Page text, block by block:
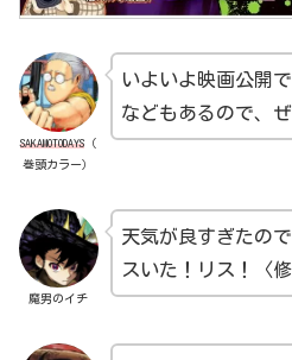
SAKAMOTODAYS （
巻頭カラー）
いよいよ映画公開
などもあるので、
魔男のイチ
天気が良すぎたの
スいた！リス！〈修